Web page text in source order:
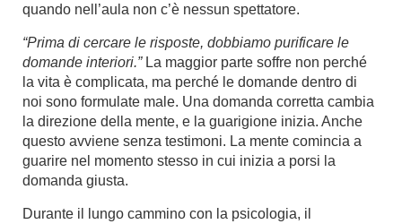
quando nell’aula non c’è nessun spettatore.
“Prima di cercare le risposte, dobbiamo purificare le
domande interiori.” La maggior parte soffre non perché
la vita è complicata, ma perché le domande dentro di
noi sono formulate male. Una domanda corretta cambia
la direzione della mente, e la guarigione inizia. Anche
questo avviene senza testimoni. La mente comincia a
guarire nel momento stesso in cui inizia a porsi la
domanda giusta.
Durante il lungo cammino con la psicologia, il